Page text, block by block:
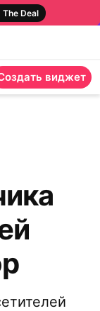
The Deal
виджет